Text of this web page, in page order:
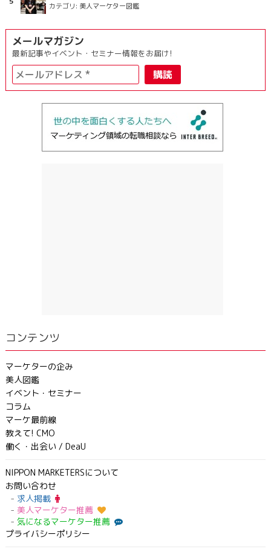
カテゴリ: 美人マーケター図鑑
メールマガジン
最新記事やイベント・セミナー情報をお届け!
コンテンツ
マーケターの企み
美人図鑑
イベント・セミナー
コラム
マーケ最前線
教えて! CMO
働く・出会い / DeaU
NIPPON MARKETERSについて
お問い合わせ
求人掲載
美人マーケター推薦
気になるマーケター推薦
プライバシーポリシー